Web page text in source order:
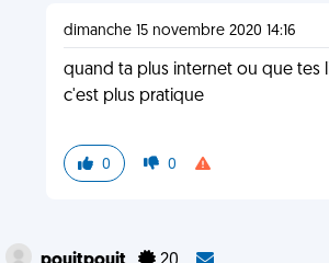
dimanche 15 novembre 2020 14:16
quand ta plus internet ou que tes
c'est plus pratique
0 0